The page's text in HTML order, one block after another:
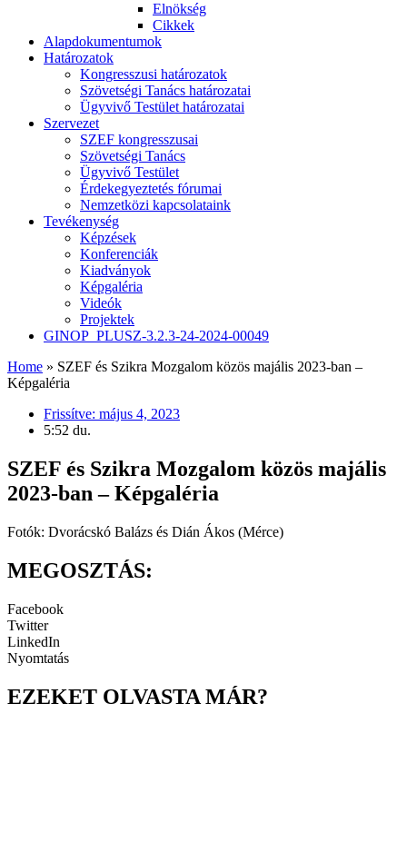
Elnökség
Cikkek
Alapdokumentumok
Határozatok
Kongresszusi határozatok
Szövetségi Tanács határozatai
Ügyvivő Testület határozatai
Szervezet
SZEF kongresszusai
Szövetségi Tanács
Ügyvivő Testület
Érdekegyeztetés fórumai
Nemzetközi kapcsolataink
Tevékenység
Képzések
Konferenciák
Kiadványok
Képgaléria
Videók
Projektek
GINOP_PLUSZ-3.2.3-24-2024-00049
Home » SZEF és Szikra Mozgalom közös majális 2023-ban –
Képgaléria
Frissítve: május 4, 2023
5:52 du.
SZEF és Szikra Mozgalom közös majális
2023-ban – Képgaléria
Fotók: Dvorácskó Balázs és Dián Ákos (Mérce)
MEGOSZTÁS:
Facebook
Twitter
LinkedIn
Nyomtatás
EZEKET OLVASTA MÁR?